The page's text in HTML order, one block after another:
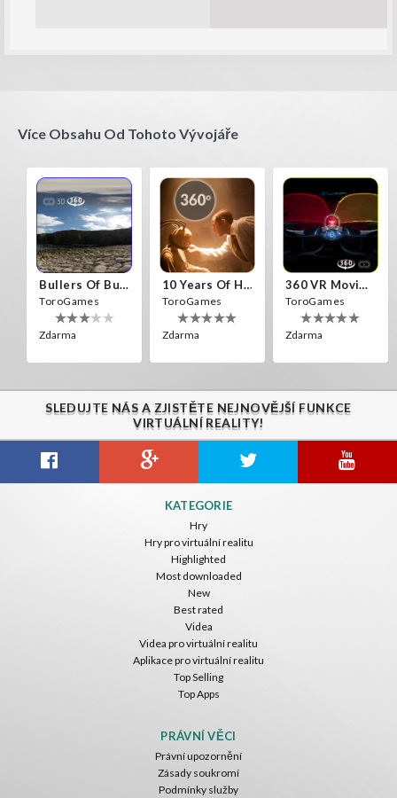
Více Obsahu Od Tohoto Vývojáře
Bullers Of Buchan Aberdeen
ToroGames
Zdarma
10 Years Of Horror Nights
ToroGames
Zdarma
360 VR Movie Experience
ToroGames
Zdarma
Caminandes
Zdarma
ToroGames
Zdarma
SLEDUJTE NÁS A ZJISTĚTE NEJNOVĚJŠÍ FUNKCE
VIRTUÁLNÍ REALITY!
KATEGORIE
Hry
Hry pro virtuální realitu
Highlighted
Most downloaded
New
Best rated
Videa
Videa pro virtuální realitu
Aplikace pro virtuální realitu
Top Selling
Top Apps
PRÁVNÍ VĚCI
Právní upozornění
Zásady soukromí
Podmínky služby